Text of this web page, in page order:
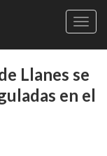
Llanes se
en el